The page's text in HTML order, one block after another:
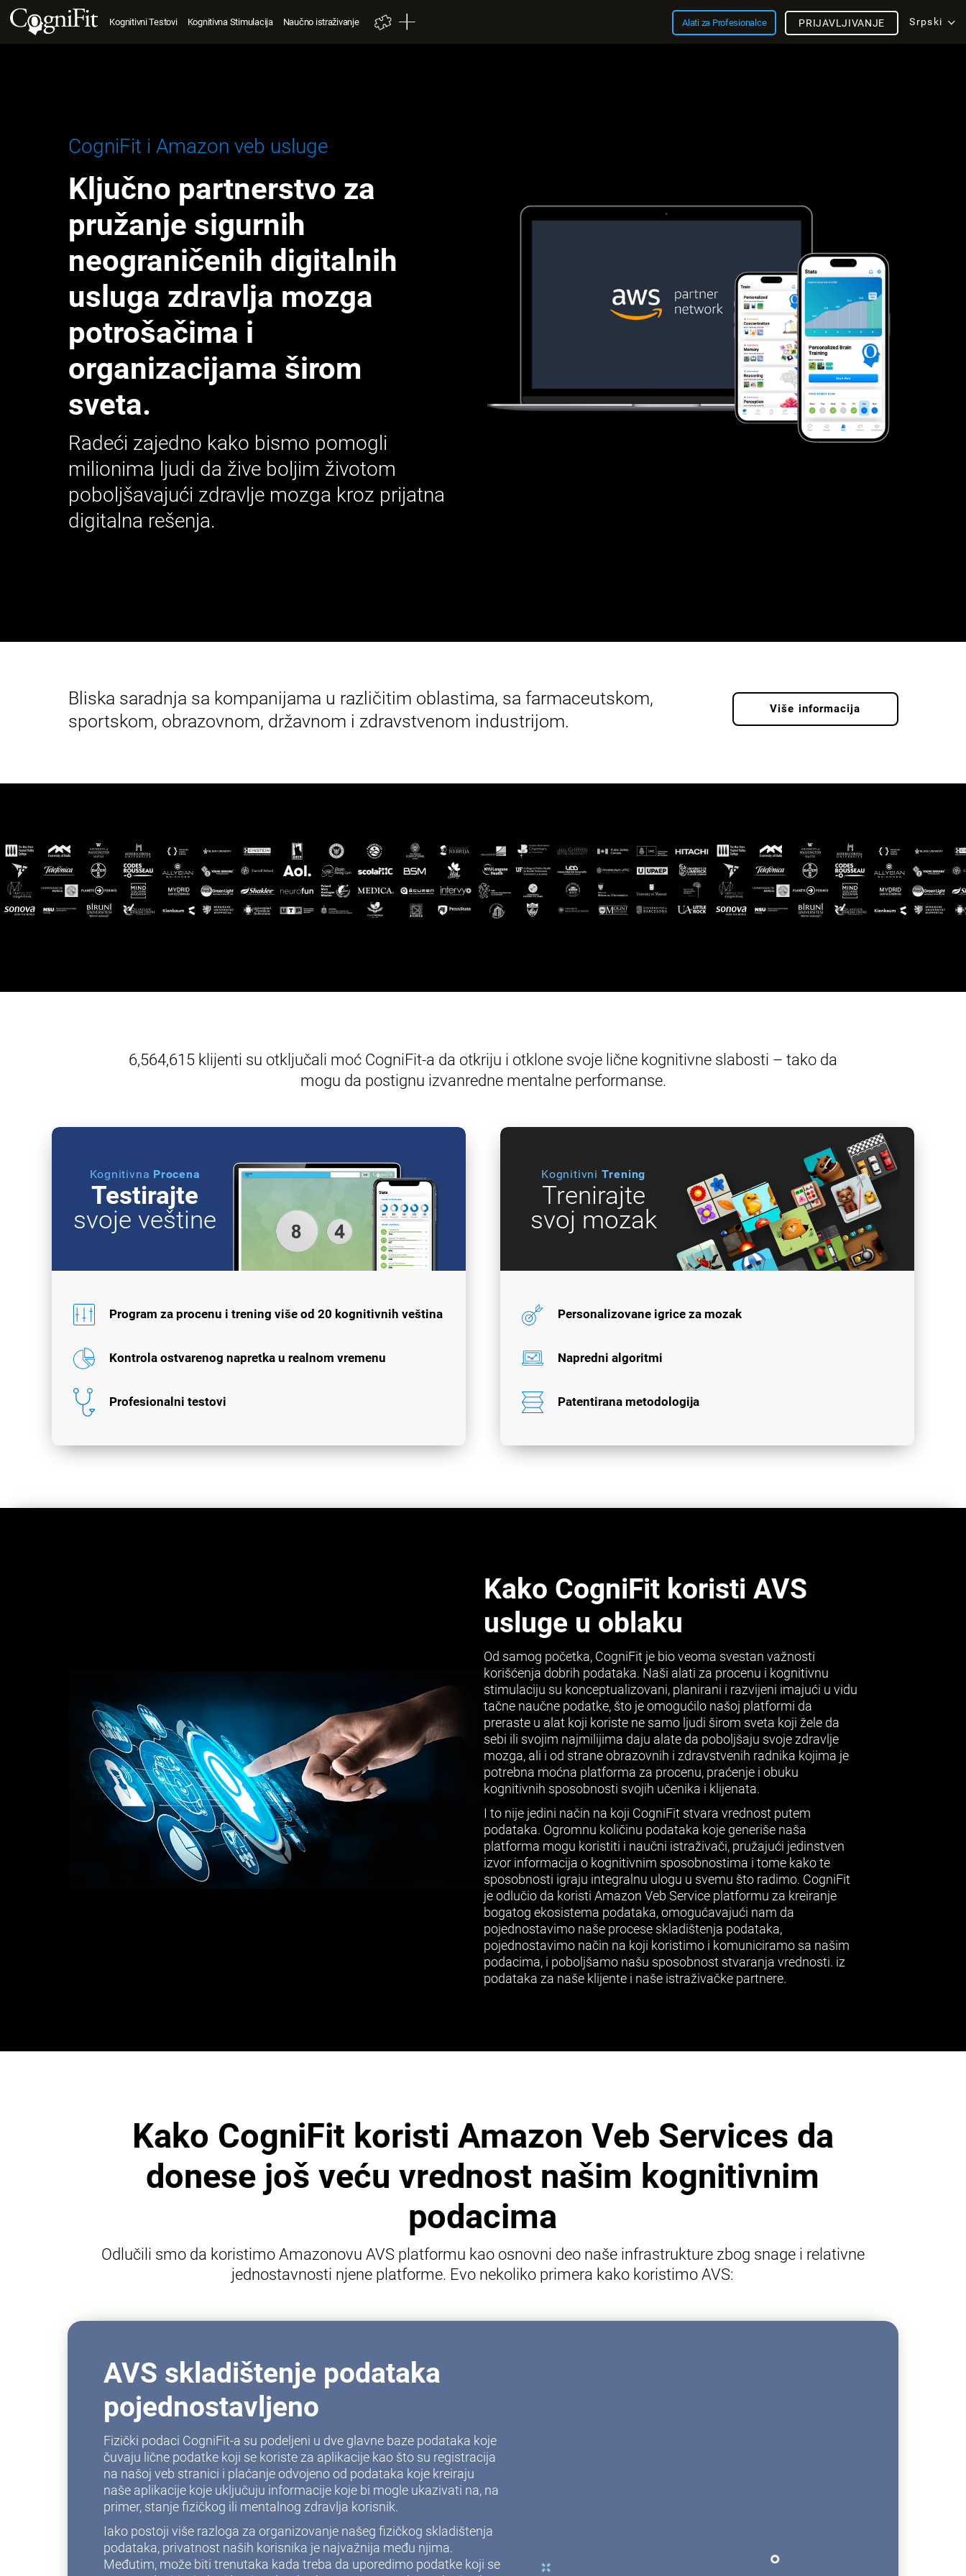
Kognitivni Testovi Kognitivna Stimulacija Naučno istraživanje Alati za Profesionalce Srpski
PRIJAVLJIVANJE
CogniFit i Amazon veb usluge
Ključno partnerstvo za
pružanje sigurnih
neograničenih digitalnih
usluga zdravlja mozga
potrošačima i
organizacijama širom
sveta.
Radeći zajedno kako bismo pomogli
milionima ljudi da žive boljim životom
poboljšavajući zdravlje mozga kroz prijatna
digitalna rešenja.
Bliska saradnja sa kompanijama u različitim oblastima, sa farmaceutskom,
sportskom, obrazovnom, državnom i zdravstvenom industrijom.
Više informacija
6,564,615 klijenti su otključali moć CogniFit-a da otkriju i otklone svoje lične kognitivne slabosti – tako da
mogu da postignu izvanredne mentalne performanse.
Kognitivna Procena
Testirajte
svoje veštine
Program za procenu i trening više od 20 kognitivnih veština
Kontrola ostvarenog napretka u realnom vremenu
Profesionalni testovi
Kognitivni Trening
Trenirajte
svoj mozak
Personalizovane igrice za mozak
Napredni algoritmi
Patentirana metodologija
Kako CogniFit koristi AVS
usluge u oblaku
Od samog početka, CogniFit je bio veoma svestan važnosti
korišćenja dobrih podataka. Naši alati za procenu i kognitivnu
stimulaciju su konceptualizovani, planirani i razvijeni imajući u vidu
tačne naučne podatke, što je omogućilo našoj platformi da
preraste u alat koji koriste ne samo ljudi širom sveta koji žele da
sebi ili svojim najmilijima daju alate da poboljšaju svoje zdravlje
mozga, ali i od strane obrazovnih i zdravstvenih radnika kojima je
potrebna moćna platforma za procenu, praćenje i obuku
kognitivnih sposobnosti svojih učenika i klijenata.
I to nije jedini način na koji CogniFit stvara vrednost putem
podataka. Ogromnu količinu podataka koje generiše naša
platforma mogu koristiti i naučni istraživači, pružajući jedinstven
izvor informacija o kognitivnim sposobnostima i tome kako te
sposobnosti igraju integralnu ulogu u svemu što radimo. CogniFit
je odlučio da koristi Amazon Veb Service platformu za kreiranje
bogatog ekosistema podataka, omogućavajući nam da
pojednostavimo naše procese skladištenja podataka,
pojednostavimo način na koji koristimo i komuniciramo sa našim
podacima, i poboljšamo našu sposobnost stvaranja vrednosti. iz
podataka za naše klijente i naše istraživačke partnere.
Kako CogniFit koristi Amazon Veb Services da
donese još veću vrednost našim kognitivnim
podacima
Odlučili smo da koristimo Amazonovu AVS platformu kao osnovni deo naše infrastrukture zbog snage i relativne
jednostavnosti njene platforme. Evo nekoliko primera kako koristimo AVS:
AVS skladištenje podataka
pojednostavljeno
Fizički podaci CogniFit-a su podeljeni u dve glavne baze podataka koje
čuvaju lične podatke koji se koriste za aplikacije kao što su registracija
na našoj veb stranici i plaćanje odvojeno od podataka koje kreiraju
naše aplikacije koje uključuju informacije koje bi mogle ukazivati na, na
primer, stanje fizičkog ili mentalnog zdravlja korisnik.
Iako postoji više razloga za organizovanje našeg fizičkog skladištenja
podataka, privatnost naših korisnika je najvažnija među njima.
Međutim, može biti trenutaka kada treba da uporedimo podatke koji se